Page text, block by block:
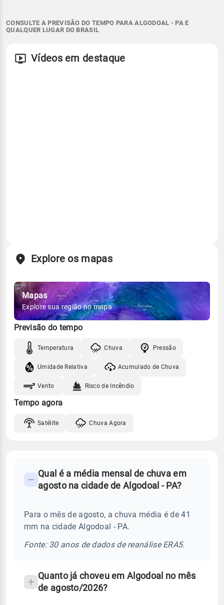
CONSULTE A PREVISÃO DO TEMPO PARA ALGODOAL - PA E
QUALQUER LUGAR DO BRASIL
Vídeos em destaque
Explore os mapas
Mapas
Explore sua região no mapa
Previsão do tempo
Temperatura Chuva Pressão
Umidade Relativa Acumulado de Chuva
Vento Risco de Incêndio
Tempo agora
Satélite Chuva Agora
Perguntas
sobre
chuva
Qual é a média mensal de chuva em
agosto na cidade de Algodoal - PA?
Para o mês de agosto, a chuva média é de 41
mm na cidade Algodoal - PA.
Fonte: 30 anos de dados de reanálise ERA5.
Quanto já choveu em Algodoal no mês
de agosto/2026?